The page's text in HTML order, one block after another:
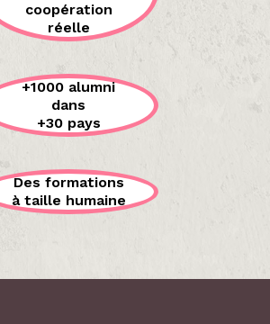
coopération
réelle
+1000 alumni
dans
+30 pays
Des formations
à taille humaine